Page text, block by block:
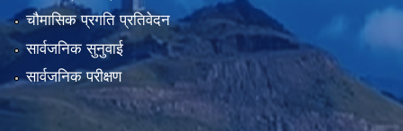
चौमासिक प्रगति प्रतिवेदन
सार्वजनिक सुनुवाई
सार्वजनिक परीक्षण